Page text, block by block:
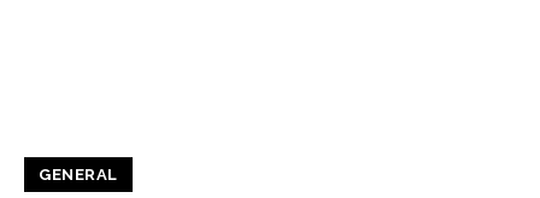
GENERAL